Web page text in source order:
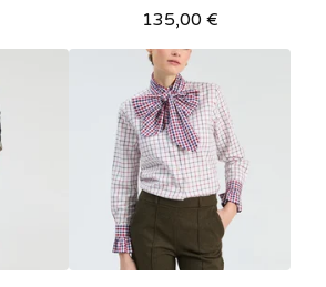
135,00 €